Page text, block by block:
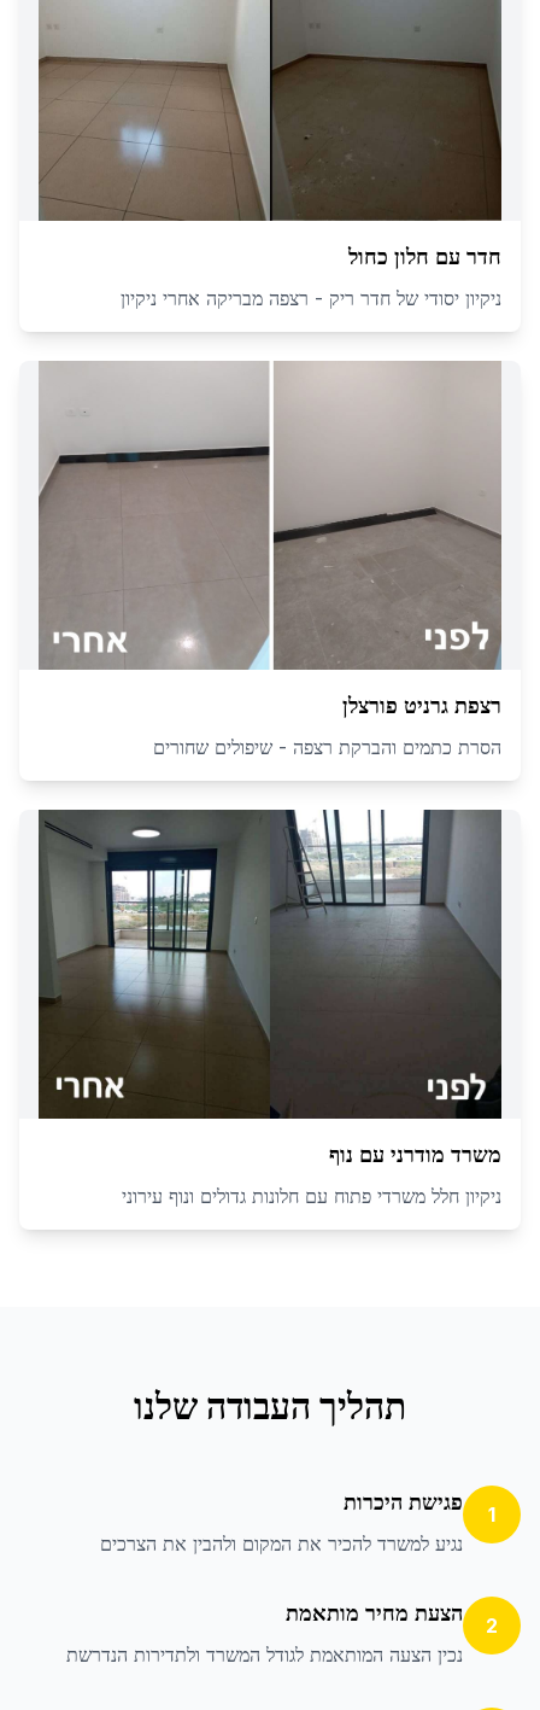
חדר עם חלון כחול
ניקיון יסודי של חדר ריק - רצפה מבריקה אחרי ניקיון
רצפת גרניט פורצלן
הסרת כתמים והברקת רצפה - שיפולים שחורים
משרד מודרני עם נוף
ניקיון חלל משרדי פתוח עם חלונות גדולים ונוף עירוני
תהליך העבודה שלנו
1 פגישת היכרות
נגיע למשרד להכיר את המקום ולהבין את הצרכים
2 הצעת מחיר מותאמת
נכין הצעה המותאמת לגודל המשרד ולתדירות הנדרשת